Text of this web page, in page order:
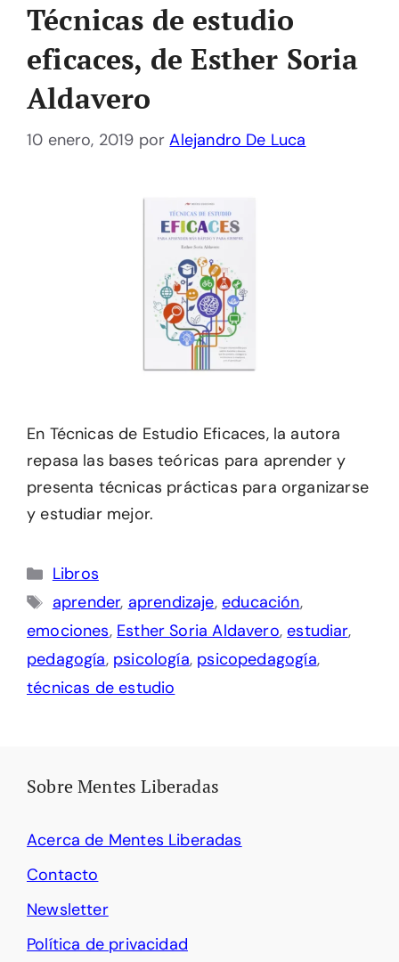
Técnicas de estudio
eficaces, de Esther Soria
Aldavero
10 enero, 2019 porAlejandro De Luca
En Técnicas de Estudio Eficaces, la autora
repasa las bases teóricas para aprender y
presenta técnicas prácticas para organizarse
y estudiar mejor.
Categorías
Libros
Etiquetas
aprender, aprendizaje, educación,
emociones, Esther Soria Aldavero,estudiar,
pedagogía, psicología, psicopedagogía,
técnicas de estudio
Sobre Mentes Liberadas
Acerca de Mentes Liberadas
Contacto
Newsletter
Política de privacidad